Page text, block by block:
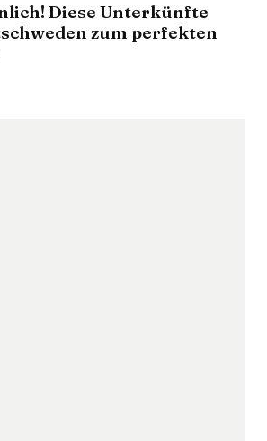
Diese Unterkünfte
zum perfekten